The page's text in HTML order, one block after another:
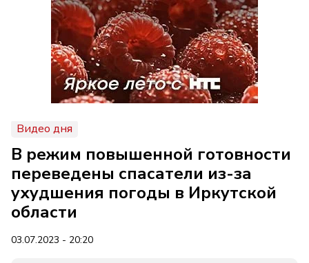
Видео дня
В режим повышенной готовности
переведены спасатели из-за
ухудшения погоды в Иркутской
области
03.07.2023 - 20:20